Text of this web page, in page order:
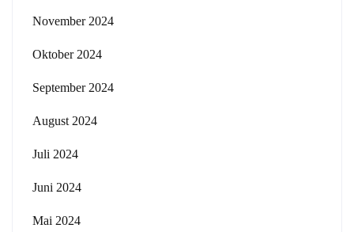
November 2024
Oktober 2024
September 2024
August 2024
Juli 2024
Juni 2024
Mai 2024